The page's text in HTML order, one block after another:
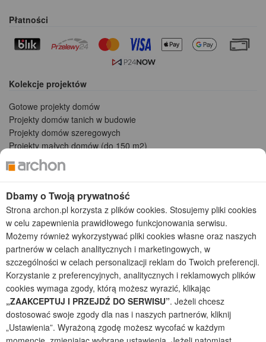
Płatności
Kolekcje projektów
Gotowe projekty domów
Projekty domów tanich w budowie
Projekty domów szeregowych
Projekty małych domów (do 150 m2)
Projekty domów wielorodzinnych
Projekty domów bliźniaczych
Projekty domów nowoczesnych
Projekty domów parterowych
2026 © ARCHON+ Biuro Projektów - Tradycyjne i nowoczesne gotowe
projekty domów - autorska pracownia architektoniczna założona w 1990r.
przez arch. Barbarę Mendel
Z uwagi na ciągłe doskonalenie procesu powstawania projektów (zgodnie z
normą ISO 9001), prezentowane na stronie projekty domów mogą
nieznacznie różnić się od dokumentacji technicznej.
Informujemy, iż w celu optymalizacji treści dostępnych w naszym sklepie,
dostosowania ich do Państwa indywidualnych potrzeb korzystamy z
informacji zapisanych za pomocą plików cookies na urządzeniach
końcowych użytkowników. Pliki cookies użytkownik może kontrolować za
Dbamy o Twoją prywatność
Strona archon.pl korzysta z plików cookies. Stosujemy pliki cookies
w celu zapewnienia prawidłowego funkcjonowania serwisu.
Możemy również wykorzystywać pliki cookies własne oraz naszych
partnerów w celach analitycznych i marketingowych, w
szczególności w celach personalizacji reklam do Twoich preferencji.
Korzystanie z preferencyjnych, analitycznych i reklamowych plików
cookies wymaga zgody, którą możesz wyrazić, klikając
„ZAAKCEPTUJ I PRZEJDŹ DO SERWISU”. Jeżeli chcesz
dostosować swoje zgody dla nas i naszych partnerów, kliknij
„Ustawienia”. Wyrażoną zgodę możesz wycofać w każdym